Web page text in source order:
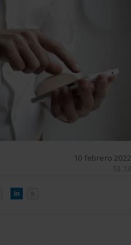
10 febrero 2022
13:13

LINKEDIN
0